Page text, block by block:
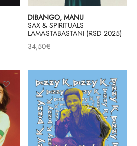
DIBANGO, MANU
SAX & SPIRITUALS
LAMASTABASTANI (RSD 2025)
34,50€